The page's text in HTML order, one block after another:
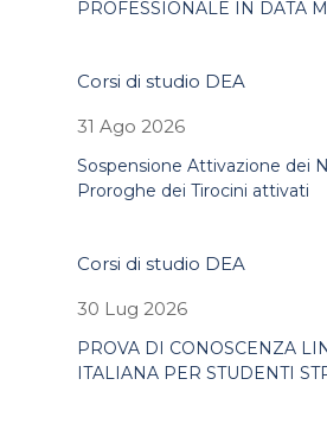
PROFESSIONALE IN DATA
Corsi di studio DEA
31 Ago 2026
Sospensione Attivazione dei
Proroghe dei Tirocini attivati
Corsi di studio DEA
30 Lug 2026
PROVA DI CONOSCENZA
ITALIANA PER STUDENTI